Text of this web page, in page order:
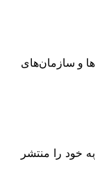
و سازمان‌های
خود را منتشر